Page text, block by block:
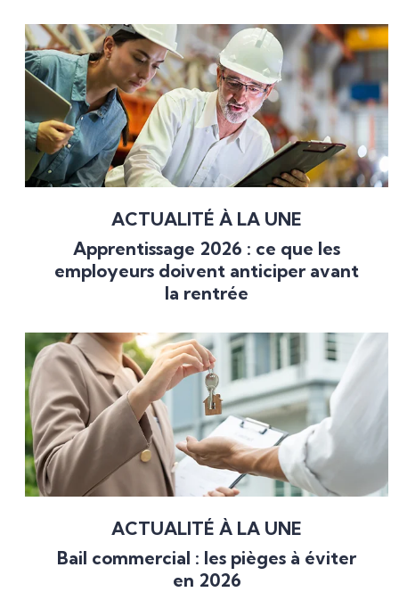
ACTUALITÉ À LA UNE
Apprentissage 2026 : ce que les
employeurs doivent anticiper avant
la rentrée
ACTUALITÉ À LA UNE
Bail commercial : les pièges à éviter
en 2026